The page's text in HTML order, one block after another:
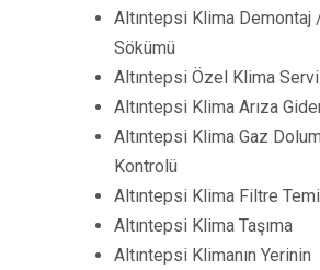
Altıntepsi Klima Demontaj
Sökümü
Altıntepsi Özel Klima
Altıntepsi Klima Arıza
Altıntepsi Klima Gaz
Kontrolü
Altıntepsi Klima Filtre
Altıntepsi Klima Taşıma
Altıntepsi Klimanın Yerinin